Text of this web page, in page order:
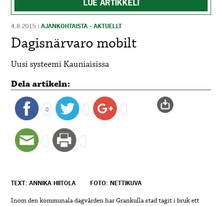
LUE ARTIKKELI
4.8.2015 |AJANKOHTAISTA - AKTUELLT
Dagisnärvaro mobilt
Uusi systeemi Kauniaisissa
Dela artikeln:
0
TEXT: ANNIKA HIITOLA FOTO: NETTIKUVA
Inom den kommunala dagvården har Grankulla stad tagit i bruk ett